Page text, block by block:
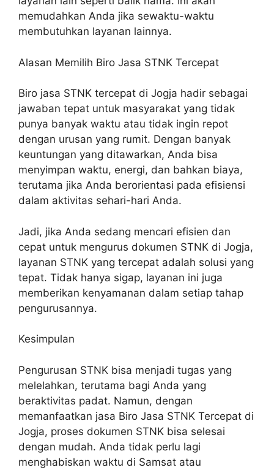
memudahkan Anda jika sewaktu-waktu
membutuhkan layanan lainnya.
Alasan Memilih Biro Jasa STNK Tercepat
Biro jasa STNK tercepat di Jogja hadir sebagai
jawaban tepat untuk masyarakat yang tidak
punya banyak waktu atau tidak ingin repot
dengan urusan yang rumit. Dengan banyak
keuntungan yang ditawarkan, Anda bisa
menyimpan waktu, energi, dan bahkan biaya,
terutama jika Anda berorientasi pada efisiensi
dalam aktivitas sehari-hari Anda.
Jadi, jika Anda sedang mencari efisien dan
cepat untuk mengurus dokumen STNK di Jogja,
layanan STNK yang tercepat adalah solusi yang
tepat. Tidak hanya sigap, layanan ini juga
memberikan kenyamanan dalam setiap tahap
pengurusannya.
Kesimpulan
Pengurusan STNK bisa menjadi tugas yang
melelahkan, terutama bagi Anda yang
beraktivitas padat. Namun, dengan
memanfaatkan jasa Biro Jasa STNK Tercepat di
Jogja, proses dokumen STNK bisa selesai
dengan mudah. Anda tidak perlu lagi
menghabiskan waktu di Samsat atau